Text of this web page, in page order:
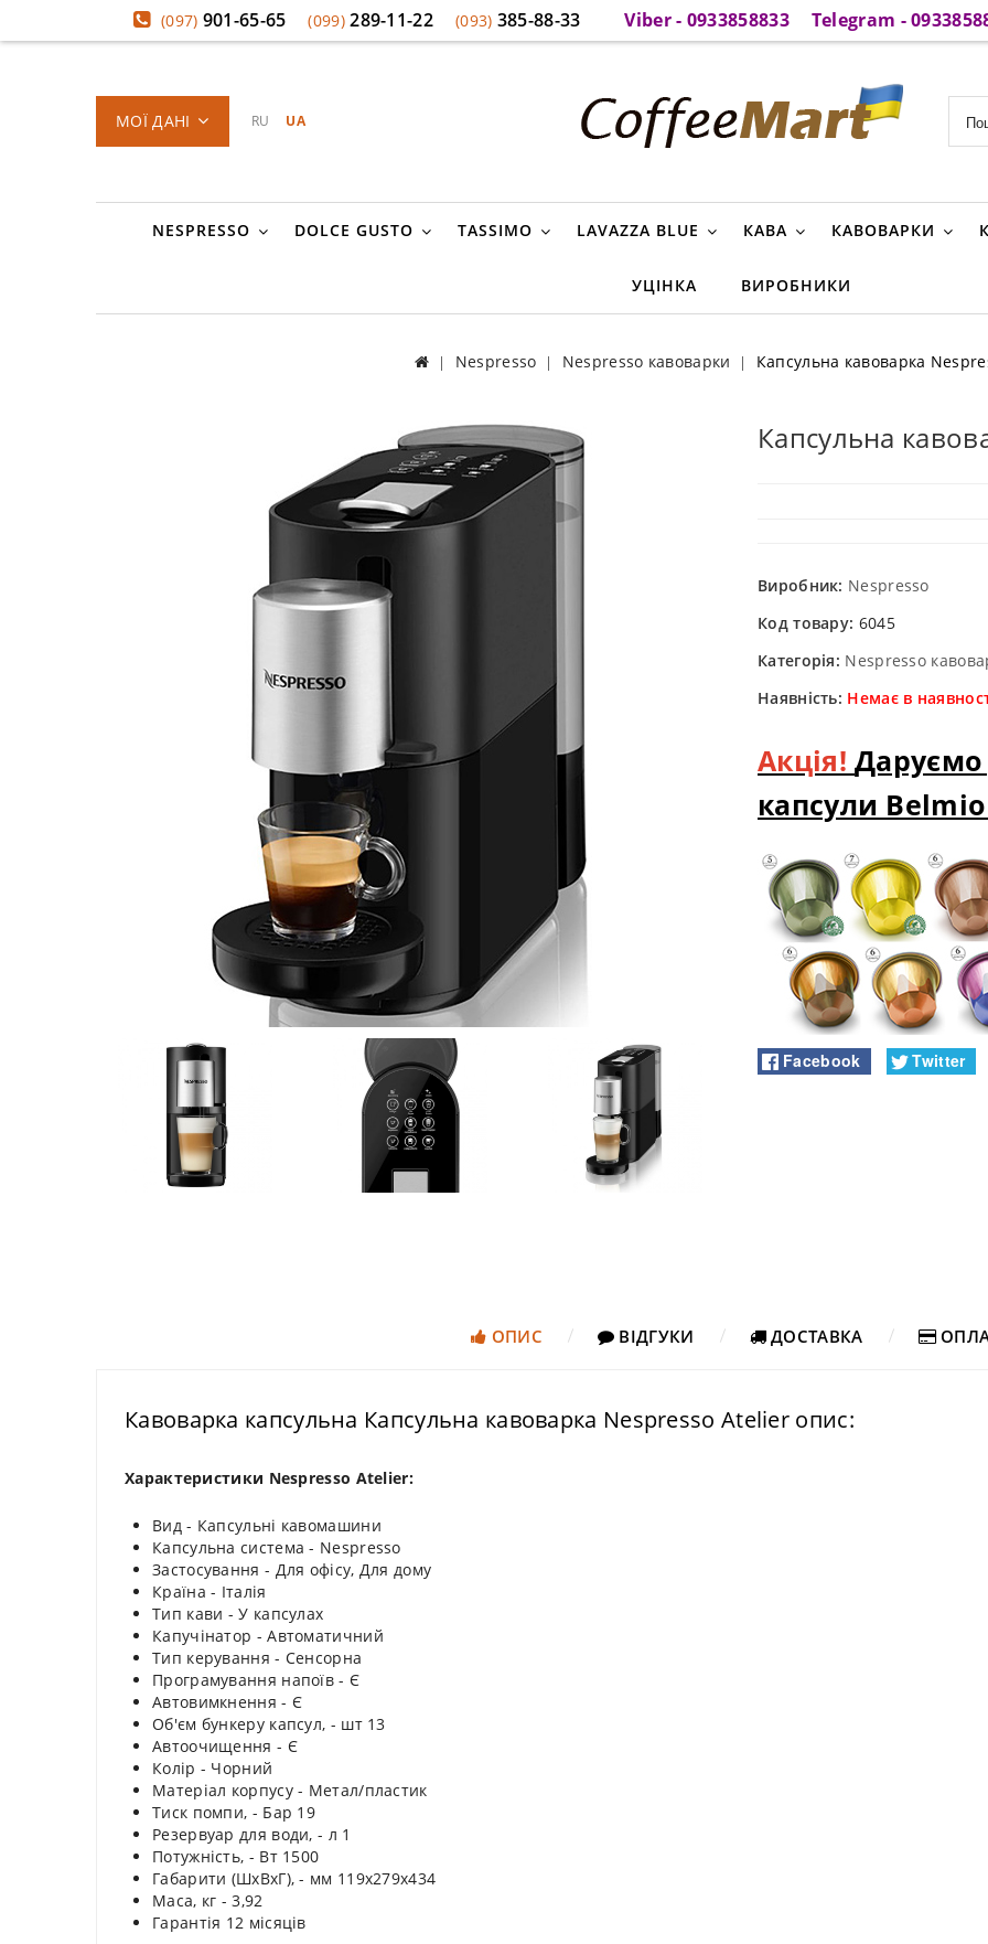
(097) 901-65-65 (099)289-11-22 (093) 385-88-33 Viber - 0933858833 Telegram -
МОЇ ДАНІ RU UA
NESPRESSO DOLCE GUSTO TASSIMO LAVAZZA BLUE КАВА КАВОВАРКИ
УЦІНКА ВИРОБНИКИ
Nespresso Nespresso кавоварки Капсульна кавоварка
Капсульна
Виробник: Nespresso
Код товару: 6045
Категорія: Nespresso
Наявність: Немає в
Акція!Даруємо
капсули
Facebook Twitter
ОПИС ВІДГУКИ ДОСТАВКА
Кавоварка капсульна Капсульна кавоварка Nespresso Atelier опис:
Характеристики Nespresso Atelier:
Вид - Капсульні кавомашини
Капсульна система - Nespresso
Застосування - Для офісу, Для дому
Країна - Італія
Тип кави - У капсулах
Капучінатор - Автоматичний
Тип керування - Сенсорна
Програмування напоїв - Є
Автовимкнення - Є
Об'єм бункеру капсул, - шт 13
Автоочищення - Є
Колір - Чорний
Матеріал корпусу - Метал/пластик
Тиск помпи, - Бар 19
Резервуар для води, - л 1
Потужність, - Вт 1500
Габарити (ШхВхГ), - мм 119х279х434
Маса, кг - 3,92
Гарантія 12 місяців